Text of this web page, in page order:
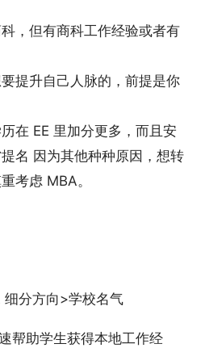
，但有商科工作经验或者有
提升自己人脉的，前提是你
在 EE 里加分更多，而且安
名 因为其他种种原因，想转
考虑 MBA。
分方向>学校名气
帮助学生获得本地工作经